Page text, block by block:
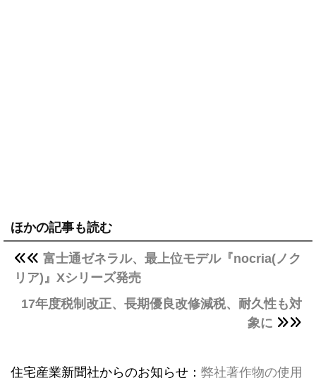
ほかの記事も読む
富士通ゼネラル、最上位モデル『nocria(ノク
リア)』Xシリーズ発売
17年度税制改正、長期優良改修減税、耐久性も対
象に
住宅産業新聞社からのお知らせ： 弊社著作物の使用